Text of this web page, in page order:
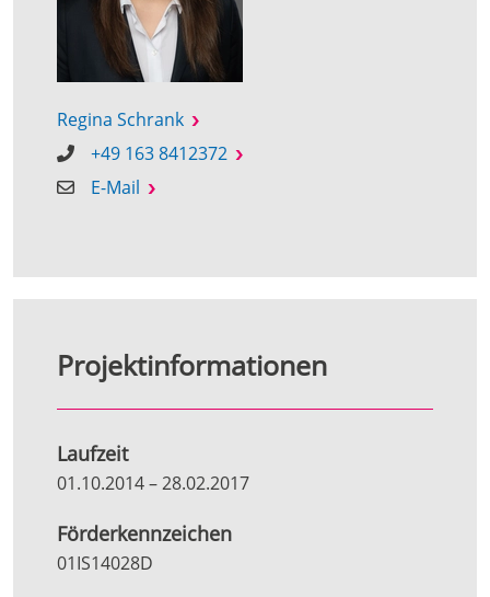
Regina Schrank
+49 163 8412372
E-Mail
Projektinformationen
Laufzeit
01.10.2014–28.02.2017
Förderkennzeichen
01IS14028D